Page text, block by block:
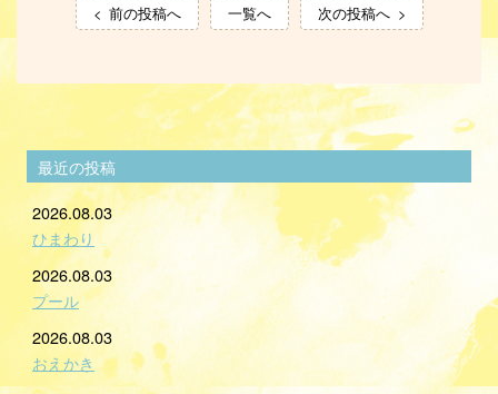
前の投稿へ 一覧へ 次の投稿へ
最近の投稿
2026.08.03
ひまわり
2026.08.03
プール
2026.08.03
おえかき